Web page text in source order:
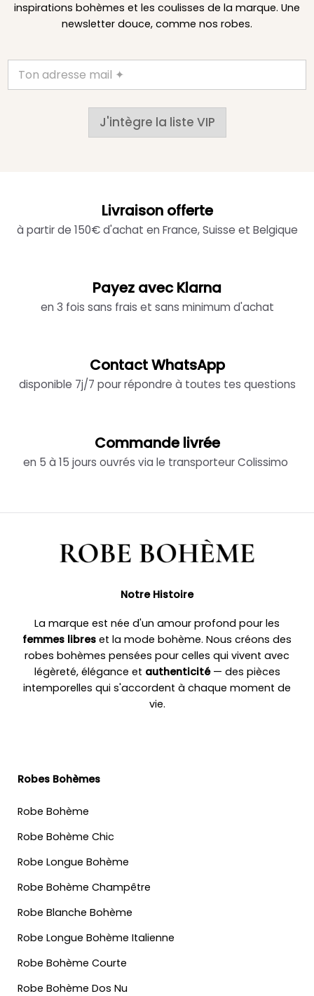
inspirations bohèmes et les coulisses de la marque. Une
newsletter douce, comme nos robes.
J'intègre la liste VIP
Livraison offerte
à partir de 150€ d'achat en France, Suisse et Belgique
Payez avec Klarna
en 3 fois sans frais et sans minimum d'achat
Contact WhatsApp
disponible 7j/7 pour répondre à toutes tes questions
Commande livrée
en 5 à 15 jours ouvrés via le transporteur Colissimo
Notre Histoire
La marque est née d'un amour profond pour les
femmes libres et la mode bohème. Nous créons des
robes bohèmes pensées pour celles qui vivent avec
légèreté, élégance et authenticité— des pièces
intemporelles qui s'accordent à chaque moment de
vie.
Robes Bohèmes
Robe Bohème
Robe Bohème Chic
Robe Longue Bohème
Robe Bohème Champêtre
Robe Blanche Bohème
Robe Longue Bohème Italienne
Robe Bohème Courte
Robe Bohème Dos Nu